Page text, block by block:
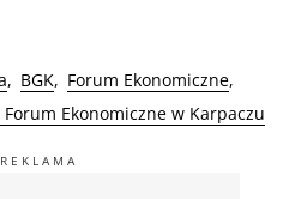
BGK
Forum Ekonomiczne
Forum Ekonomiczne w Karpaczu